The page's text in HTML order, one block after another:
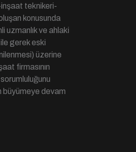
teknikeri-
konusunda
uzmanlık ve ahlaki
gerek eski
üzerine
firmasının
büyümeye devam